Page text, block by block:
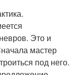
Это и
мастер
под него.